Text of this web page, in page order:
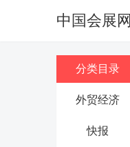
中国会展网
分类目录
外贸经济
快报